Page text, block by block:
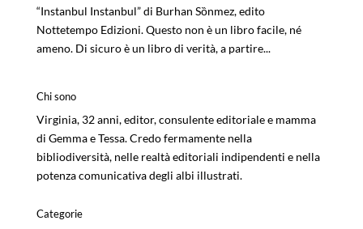
“Instanbul Instanbul” di Burhan Sȍnmez, edito
Nottetempo Edizioni. Questo non è un libro facile, né
ameno. Di sicuro è un libro di verità, a partire...
Chi sono
Virginia, 32 anni, editor, consulente editoriale e mamma
di Gemma e Tessa. Credo fermamente nella
bibliodiversità, nelle realtà editoriali indipendenti e nella
potenza comunicativa degli albi illustrati.
Categorie